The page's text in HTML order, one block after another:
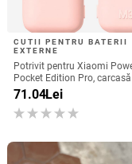
CUTII PENTRU BATERII
EXTERNE
Potrivit pentru Xiaomi
Pocket Edition Pro,
protecție din silicon 33W
antiderapantă pentru Power
71.04Lei